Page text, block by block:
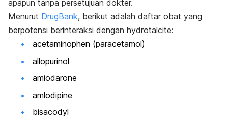
apapun tanpa persetujuan dokter.
Menurut DrugBank, berikut adalah daftar obat yang
berpotensi berinteraksi dengan hydrotalcite:
acetaminophen (paracetamol)
allopurinol
amiodarone
amlodipine
bisacodyl